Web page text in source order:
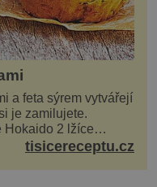
a feta sýrem vytvářejí
je zamilujete.
Hokaido 2 lžíce
špen...
tisicereceptu.cz